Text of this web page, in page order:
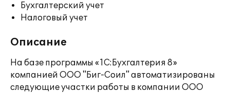
Бухгалтерский учет
Налоговый учет
Описание
На базе программы «1С:Бухгалтерия 8»
компанией ООО "Биг-Соил" автоматизированы
следующие участки работы в компании ООО